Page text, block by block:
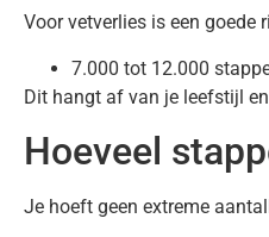
Voor vetverlies is een goede
7.000 tot 12.000
Dit hangt af van je leefstijl
Hoeveel
Je hoeft geen extreme